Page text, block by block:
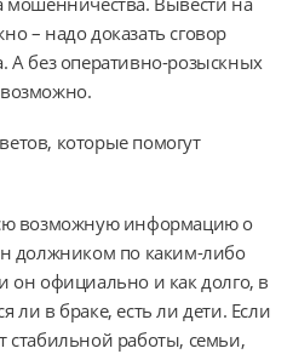
– надо доказать сговор
А без оперативно-розыскных
которые помогут
возможную информацию о
должником по каким-либо
он официально и как долго, в
ли в браке, есть ли дети. Если
стабильной работы, семьи,